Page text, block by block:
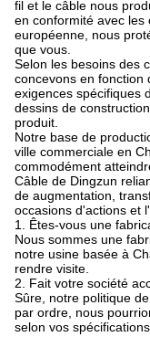
fil et le câble nous
en conformité avec les
européenne, nous
que vous.
Selon les besoins des
concevons en fonction
exigences spécifiques
dessins de
produit.
Notre base de
ville commerciale en
commodément
Câble de Dingzun
de augmentation,
occasions d'actions et
1. Êtes-vous une
Nous sommes une
notre usine basée à
rendre visite.
2. Fait votre société
Sûre, notre politique
par ordre, nous
selon vos